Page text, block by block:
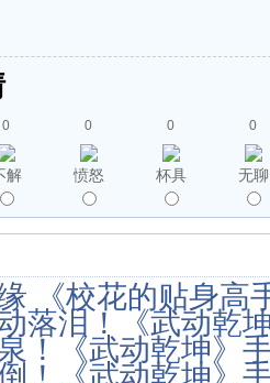
0
解
0
愤怒
0
杯具
0
无聊
《校花的贴身高
落泪！《武动乾
！《武动乾坤》
！《武动乾坤》